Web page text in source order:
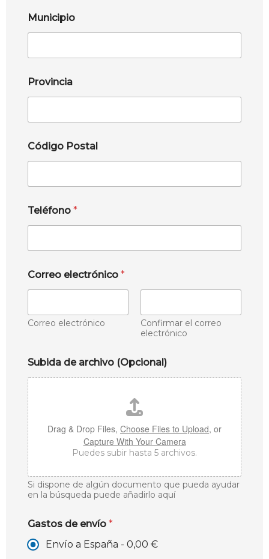
Municipio
Provincia
Código Postal
Teléfono *
Correo electrónico *
Correo electrónico
Confirmar el correo
electrónico
Subida de archivo (Opcional)
Drag & Drop Files, Choose Files to Upload, or
Capture With Your Camera
Puedes subir hasta 5 archivos.
Si dispone de algún documento que pueda ayudar
en la búsqueda puede añadirlo aquí
Gastos de envío *
Envío a España - 0,00 €